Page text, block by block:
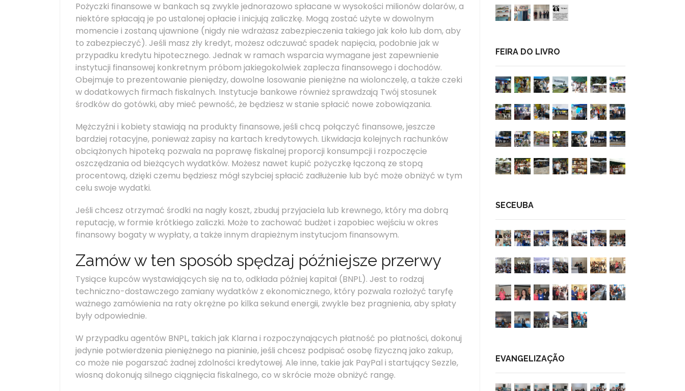
Pożyczki finansowe w bankach są zwykle jednorazowo spłacane w wysokości milionów dolarów, a
niektóre spłacają je po ustalonej opłacie i inicjują zaliczkę. Mogą zostać użyte w dowolnym
momencie i zostaną ujawnione (nigdy nie wdrażasz zabezpieczenia takiego jak koło lub dom, aby
to zabezpieczyć). Jeśli masz zły kredyt, możesz odczuwać spadek napięcia, podobnie jak w
przypadku kredytu hipotecznego. Jednak w ramach wsparcia wymagane jest zapewnienie
instytucji finansowej konkretnym próbom jakiegokolwiek zaplecza finansowego i dochodów.
Obejmuje to prezentowanie pieniędzy, dowolne losowanie pieniężne na wiolonczelę, a także czeki
w dodatkowych firmach fiskalnych. Instytucje bankowe również sprawdzają Twój stosunek
środków do gotówki, aby mieć pewność, że będziesz w stanie spłacić nowe zobowiązania.
Mężczyźni i kobiety stawiają na produkty finansowe, jeśli chcą połączyć finansowe, jeszcze
bardziej rotacyjne, ponieważ zapisy na kartach kredytowych. Likwidacja kolejnych rachunków
obciążonych hipoteką pozwala na poprawę fiskalnej proporcji konsumpcji i rozpoczęcie
oszczędzania od bieżących wydatków. Możesz nawet kupić pożyczkę łączoną ze stopą
procentową, dzięki czemu będziesz mógł szybciej spłacić zadłużenie lub być może obniżyć w tym
celu swoje wydatki.
Jeśli chcesz otrzymać środki na nagły koszt, zbuduj przyjaciela lub krewnego, który ma dobrą
reputację, w formie krótkiego zaliczki. Może to zachować budżet i zapobiec wejściu w okres
finansowy bogaty w wypłaty, a także innym drapieżnym instytucjom finansowym.
Zamów w ten sposób spędzaj późniejsze przerwy
Tysiące kupców wystawiających się na to, odkłada później kapitał (BNPL). Jest to rodzaj
techniczno-dostawczego zamiany wydatków z ekonomicznego, który pozwala rozłożyć taryfę
ważnego zamówienia na raty okrężne po kilka sekund energii, zwykle bez pragnienia, aby spłaty
były odpowiednie.
W przypadku agentów BNPL, takich jak Klarna i rozpoczynających płatność po płatności, dokonuj
jedynie potwierdzenia pieniężnego na pianinie, jeśli chcesz podpisać osobę fizyczną jako zakup,
co może nie pogarszać żadnej zdolności kredytowej. Ale inne, takie jak PayPal i startujący Sezzle,
wiosną dokonują silnego ciągnięcia fiskalnego, co w skrócie może obniżyć rangę.
FEIRA DO LIVRO
SECEUBA
EVANGELIZAÇÃO